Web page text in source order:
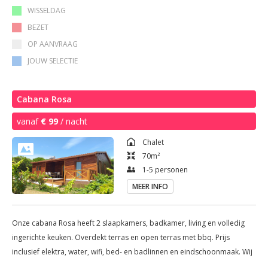
WISSELDAG
BEZET
OP AANVRAAG
JOUW SELECTIE
Cabana Rosa
vanaf € 99 / nacht
Chalet
70m²
1-5 personen
MEER INFO
Onze cabana Rosa heeft 2 slaapkamers, badkamer, living en volledig
ingerichte keuken. Overdekt terras en open terras met bbq. Prijs
inclusief elektra, water, wifi, bed- en badlinnen en eindschoonmaak. Wij